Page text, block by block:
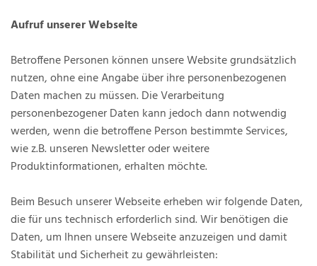
Aufruf unserer Webseite
Betroffene Personen können unsere Website grundsätzlich
nutzen, ohne eine Angabe über ihre personenbezogenen
Daten machen zu müssen. Die Verarbeitung
personenbezogener Daten kann jedoch dann notwendig
werden, wenn die betroffene Person bestimmte Services,
wie z.B. unseren Newsletter oder weitere
Produktinformationen, erhalten möchte.
Beim Besuch unserer Webseite erheben wir folgende Daten,
die für uns technisch erforderlich sind. Wir benötigen die
Daten, um Ihnen unsere Webseite anzuzeigen und damit
Stabilität und Sicherheit zu gewährleisten: